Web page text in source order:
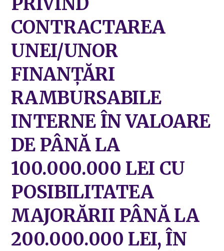
CONTRACTAREA
UNEI/UNOR
FINANȚĂRI
RAMBURSABILE
INTERNE ÎN VALOARE
DE PÂNĂ LA
100.000.000 LEI CU
POSIBILITATEA
MAJORĂRII PÂNĂ LA
200.000.000 LEI, ÎN